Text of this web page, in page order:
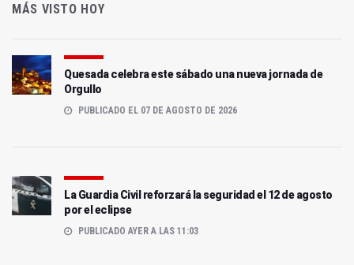
MÁS VISTO HOY
Quesada celebra este sábado una nueva jornada de
Orgullo
PUBLICADO EL 07 DE AGOSTO DE 2026
La Guardia Civil reforzará la seguridad el 12 de agosto
por el eclipse
PUBLICADO AYER A LAS 11:03